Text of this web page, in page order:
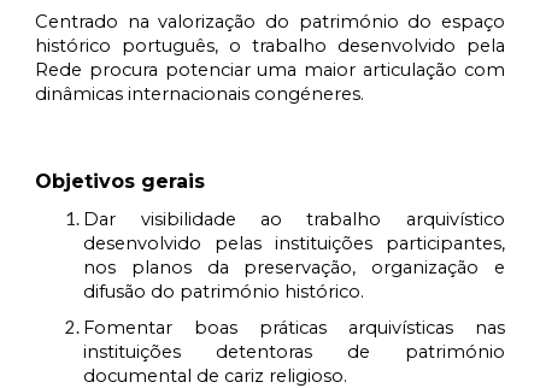
Centrado na valorização do património do espaço
histórico português, o trabalho desenvolvido pela
Rede procura potenciar uma maior articulação com
dinâmicas internacionais congéneres.
Objetivos gerais
Dar visibilidade ao trabalho arquivístico
desenvolvido pelas instituições participantes,
nos planos da preservação, organização e
difusão do património histórico.
Fomentar boas práticas arquivísticas nas
instituições detentoras de património
documental de cariz religioso.